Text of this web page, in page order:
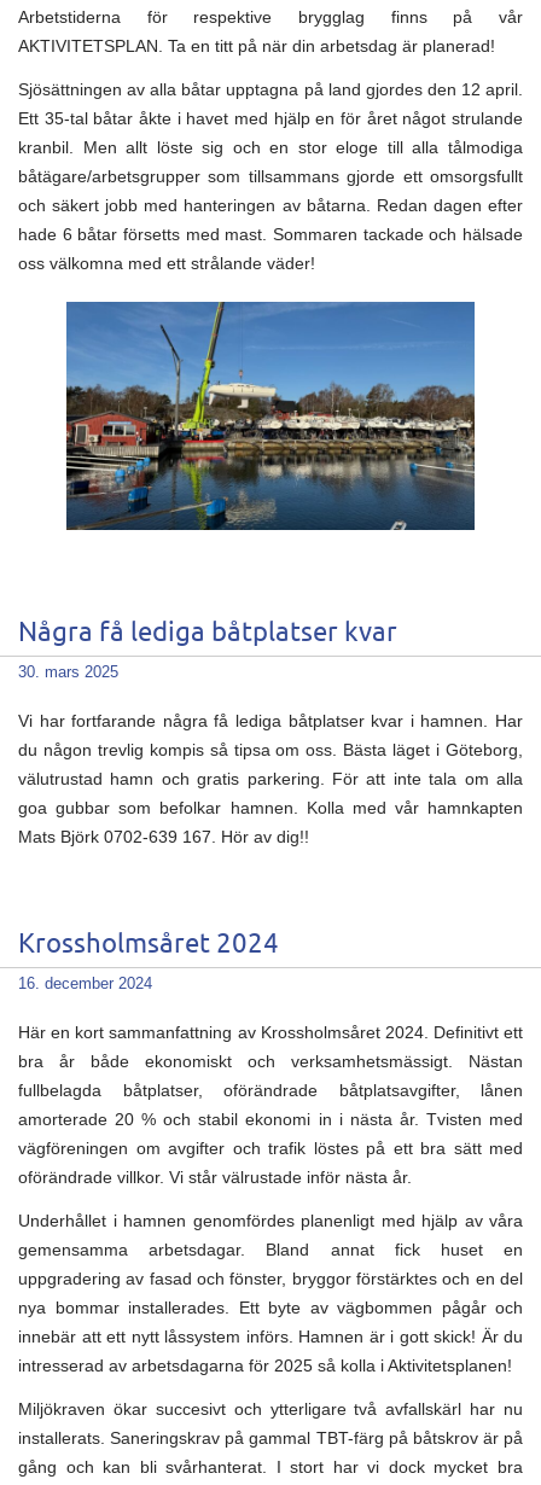
Arbetstiderna för respektive brygglag finns på vår
AKTIVITETSPLAN. Ta en titt på när din arbetsdag är planerad!
Sjösättningen av alla båtar upptagna på land gjordes den 12 april.
Ett 35-tal båtar åkte i havet med hjälp en för året något strulande
kranbil. Men allt löste sig och en stor eloge till alla tålmodiga
båtägare/arbetsgrupper som tillsammans gjorde ett omsorgsfullt
och säkert jobb med hanteringen av båtarna. Redan dagen efter
hade 6 båtar försetts med mast. Sommaren tackade och hälsade
oss välkomna med ett strålande väder!
Några få lediga båtplatser kvar
30. mars 2025
Vi har fortfarande några få lediga båtplatser kvar i hamnen. Har
du någon trevlig kompis så tipsa om oss. Bästa läget i Göteborg,
välutrustad hamn och gratis parkering. För att inte tala om alla
goa gubbar som befolkar hamnen. Kolla med vår hamnkapten
Mats Björk 0702-639 167. Hör av dig!!
Krossholmsåret 2024
16. december 2024
Här en kort sammanfattning av Krossholmsåret 2024. Definitivt ett
bra år både ekonomiskt och verksamhetsmässigt. Nästan
fullbelagda båtplatser, oförändrade båtplatsavgifter, lånen
amorterade 20 % och stabil ekonomi in i nästa år. Tvisten med
vägföreningen om avgifter och trafik löstes på ett bra sätt med
oförändrade villkor. Vi står välrustade inför nästa år.
Underhållet i hamnen genomfördes planenligt med hjälp av våra
gemensamma arbetsdagar. Bland annat fick huset en
uppgradering av fasad och fönster, bryggor förstärktes och en del
nya bommar installerades. Ett byte av vägbommen pågår och
innebär att ett nytt låssystem införs. Hamnen är i gott skick! Är du
intresserad av arbetsdagarna för 2025 så kolla i Aktivitetsplanen!
Miljökraven ökar succesivt och ytterligare två avfallskärl har nu
installerats. Saneringskrav på gammal TBT-färg på båtskrov är på
gång och kan bli svårhanterat. I stort har vi dock mycket bra